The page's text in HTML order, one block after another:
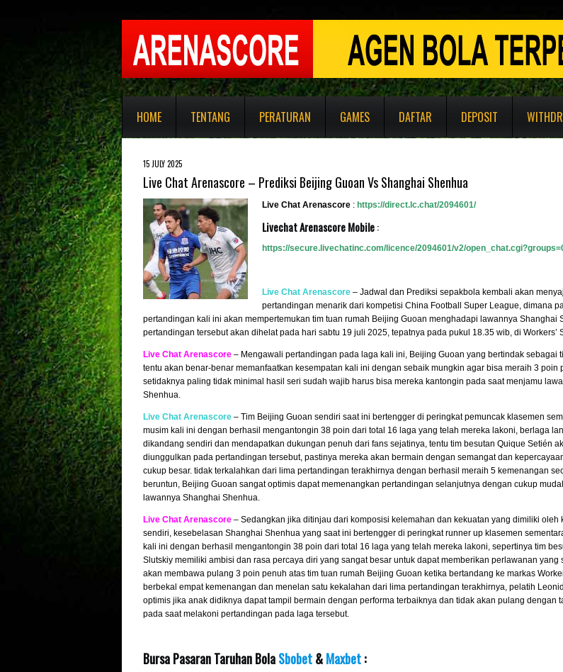
HOME TENTANG PERATURAN GAMES DAFTAR DEPOSIT
15 JULY 2025
Live Chat Arenascore – Prediksi Beijing Guoan Vs Shanghai Shenhua
Live Chat Arenascore : https://direct.lc.chat/2094601/
Livechat Arenascore Mobile:
https://secure.livechatinc.com/licence/2094601/v2/
Live Chat Arenascore – Jadwal dan Prediksi sepakbola kembali akan
pertandingan menarik dari kompetisi China Football Super League, dimana
pertandingan kali ini akan mempertemukan tim tuan rumah Beijing Guoan menghadapi lawannya Shanghai
pertandingan tersebut akan dihelat pada hari sabtu 19 juli 2025, tepatnya pada pukul 18.35 wib, di Workers’
Live Chat Arenascore – Mengawali pertandingan pada laga kali ini, Beijing Guoan yang bertindak sebagai
tentu akan benar-benar memanfaatkan kesempatan kali ini dengan sebaik mungkin agar bisa meraih 3 poin
setidaknya paling tidak minimal hasil seri sudah wajib harus bisa mereka kantongin pada saat menjamu
Shenhua.
Live Chat Arenascore – Tim Beijing Guoan sendiri saat ini bertengger di peringkat pemuncak klasemen
musim kali ini dengan berhasil mengantongin 38 poin dari total 16 laga yang telah mereka lakoni, berlaga
dikandang sendiri dan mendapatkan dukungan penuh dari fans sejatinya, tentu tim besutan Quique Setién
diunggulkan pada pertandingan tersebut, pastinya mereka akan bermain dengan semangat dan
cukup besar. tidak terkalahkan dari lima pertandingan terakhirnya dengan berhasil meraih 5 kemenangan
beruntun, Beijing Guoan sangat optimis dapat memenangkan pertandingan selanjutnya dengan cukup
lawannya Shanghai Shenhua.
Live Chat Arenascore – Sedangkan jika ditinjau dari komposisi kelemahan dan kekuatan yang dimiliki oleh
sendiri, kesebelasan Shanghai Shenhua yang saat ini bertengger di peringkat runner up klasemen
kali ini dengan berhasil mengantongin 38 poin dari total 16 laga yang telah mereka lakoni, sepertinya tim
Slutskiy memiliki ambisi dan rasa percaya diri yang sangat besar untuk dapat memberikan perlawanan yang
akan membawa pulang 3 poin penuh atas tim tuan rumah Beijing Guoan ketika bertandang ke markas
berbekal empat kemenangan dan menelan satu kekalahan dari lima pertandingan terakhirnya, pelatih
optimis jika anak didiknya dapat tampil bermain dengan performa terbaiknya dan tidak akan pulang dengan
pada saat melakoni pertandingan pada laga tersebut.
Bursa Pasaran Taruhan BolaSbobet&Maxbet: